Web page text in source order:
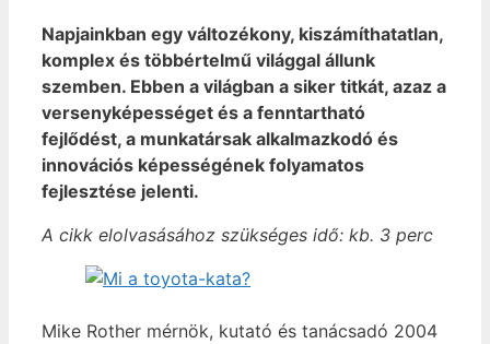
Napjainkban egy változékony, kiszámíthatatlan,
komplex és többértelmű világgal állunk
szemben. Ebben a világban a siker titkát, azaz a
versenyképességet és a fenntartható
fejlődést, a munkatársak alkalmazkodó és
innovációs képességének folyamatos
fejlesztése jelenti.
A cikk elolvasásához szükséges idő: kb. 3 perc
Mike Rother mérnök, kutató és tanácsadó 2004